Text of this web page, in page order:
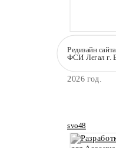
Редизайн
ФСИ Легал г.
2026 год.
svo48